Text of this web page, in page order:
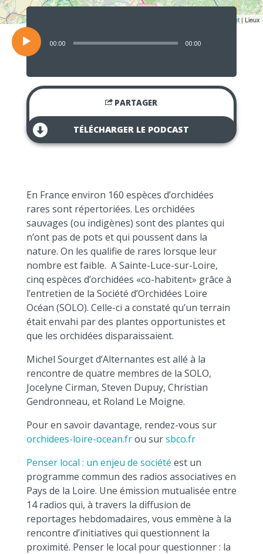
Leaflet| Lieux
Lecteur
audio
00:00 00:00
PARTAGER
TÉLÉCHARGER LE PODCAST
En France environ 160 espèces d’orchidées
rares sont répertoriées. Les orchidées
sauvages (ou indigènes) sont des plantes qui
n’ont pas de pots et qui poussent dans la
nature. On les qualifie de rares lorsque leur
nombre est faible. A Sainte-Luce-sur-Loire,
cinq espèces d’orchidées «co-habitent» grâce à
l’entretien de la Société d’Orchidées Loire
Océan (SOLO). Celle-ci a constaté qu’un terrain
était envahi par des plantes opportunistes et
que les orchidées disparaissaient.
Michel Sourget d’Alternantes est allé à la
rencontre de quatre membres de la SOLO,
Jocelyne Cirman, Steven Dupuy, Christian
Gendronneau, et Roland Le Moigne.
Pour en savoir davantage, rendez-vous sur
orchidees-loire-ocean.frou sursbco.fr
Penser local : un enjeu de société est un
programme commun des radios associatives en
Pays de la Loire. Une émission mutualisée entre
14 radios qui, à travers la diffusion de
reportages hebdomadaires, vous emmène à la
rencontre d’initiatives qui questionnent la
proximité. Penser le local pour questionner : la